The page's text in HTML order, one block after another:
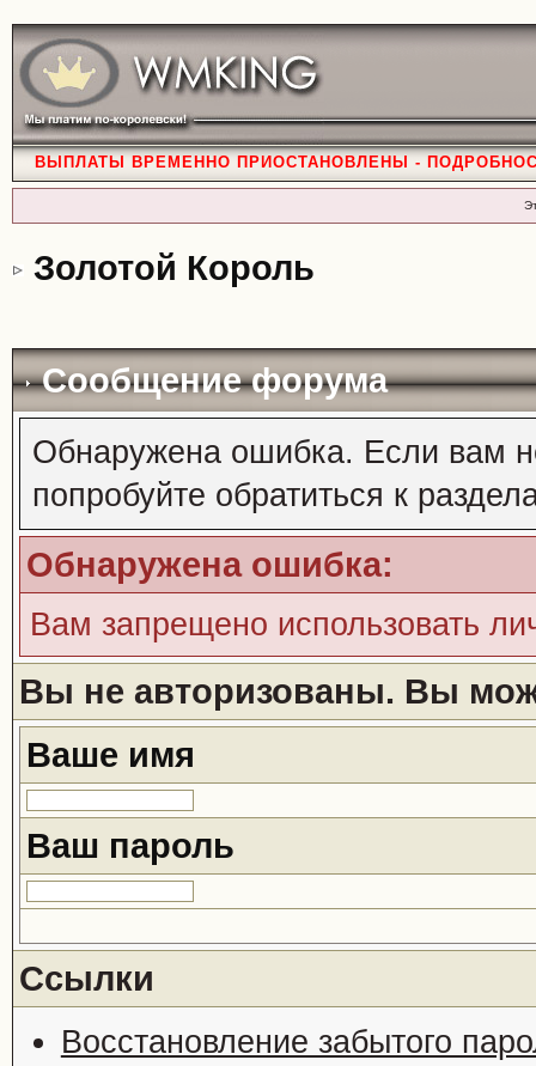
ВЫПЛАТЫ ВРЕМЕННО ПРИОСТАНОВЛЕНЫ -
Золотой Король
Сообщение форума
Обнаружена ошибка. Если вам
попробуйте обратиться к
Обнаружена ошибка:
Вам запрещено использовать
Вы не авторизованы. Вы
Ваше имя
Ваш пароль
Ссылки
Восстановление забытого